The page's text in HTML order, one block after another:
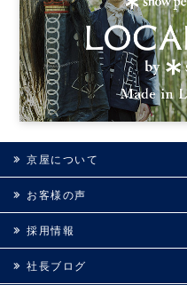
京屋について
お客様の声
採用情報
社長ブログ